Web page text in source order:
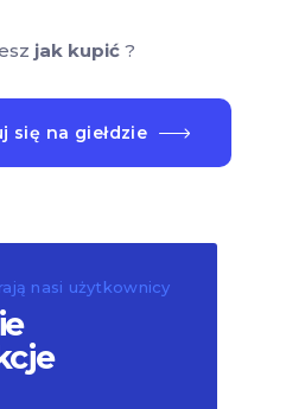
jak kupić?
się na giełdzie
nasi użytkownicy